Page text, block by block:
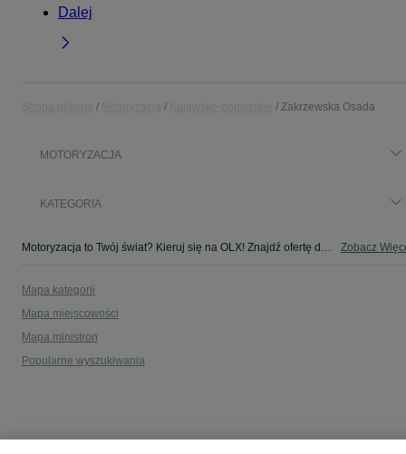
Dalej
Zakrzewska Osada
MOTORYZACJA
KATEGORIA
Motoryzacja to Twój świat? Kieruj się na OLX! Znajdź ofertę dla siebie w kategorii Motoryzacja na OLX - Zakrzewska Osada i okolice! Zobacz
Mapa kategorii
Mapa miejscowości
Mapa ministron
Popularne wyszukiwania